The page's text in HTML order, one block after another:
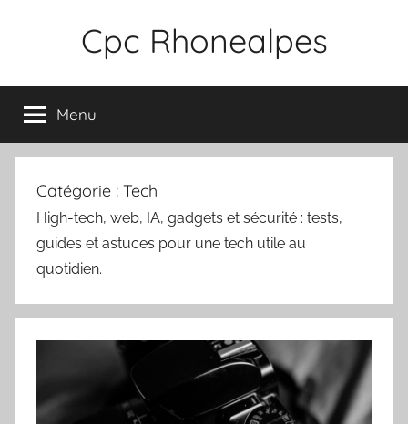
Cpc Rhonealpes
Menu
Catégorie : Tech
High-tech, web, IA, gadgets et sécurité : tests,
guides et astuces pour une tech utile au
quotidien.